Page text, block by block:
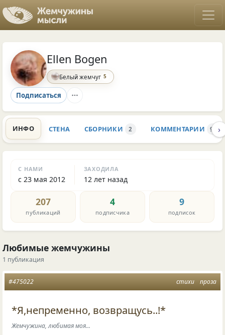
Ellen Bogen
Белый жемчуг 5
Подписаться
ИНФО СТЕНА СБОРНИКИ 2 КОММЕНТАРИИ 97 ›
С НАМИ
с 23 мая 2012
ЗАХОДИЛА
12 лет назад
207
публикаций
4
подписчика
9
подписок
Любимые жемчужины
1 публикация
стихи проза
#475022
*Я,непременно, возвращусь..!*
Жемчужина, любимая моя...